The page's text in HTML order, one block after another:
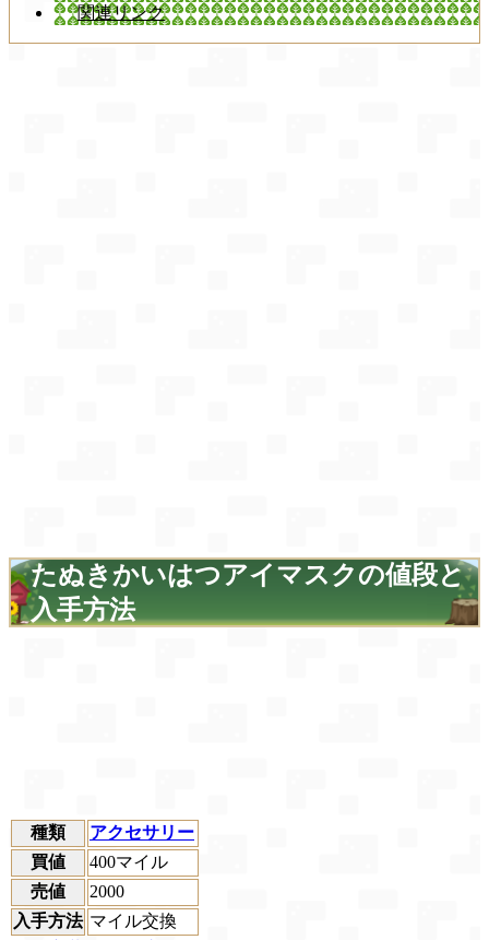
関連リンク
たぬきかいはつアイマスクの値段と
入手方法
種類
アクセサリー
買値
400マイル
売値
2000
入手方法 マイル交換